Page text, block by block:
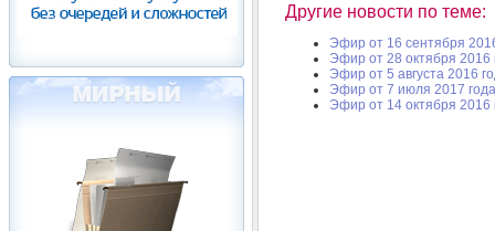
Другие новости по теме:
Эфир от 16 сентября
Эфир от 28 октября 2016
Эфир от 5 августа 2016
Эфир от 7 июля 2017 года
Эфир от 14 октября 2016